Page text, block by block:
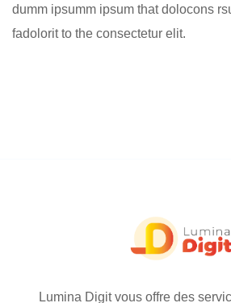
dumm ipsumm ipsum that dolocons
fadolorit to the consectetur elit.
Lumina Digit vous offre des